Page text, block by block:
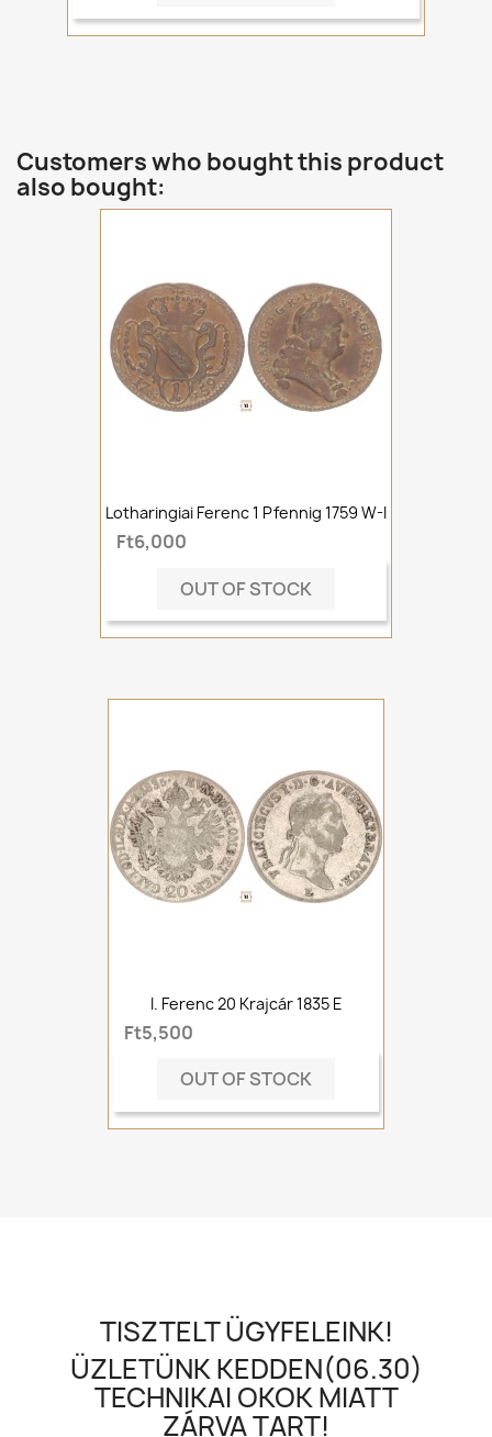
Customers who bought this product
also bought:
Lotharingiai Ferenc 1 Pfennig 1759 W-I
Ft6,000
OUT OF STOCK
I. Ferenc 20 Krajcár 1835 E
Ft5,500
OUT OF STOCK
TISZTELT ÜGYFELEINK!
ÜZLETÜNK KEDDEN(06.30)
TECHNIKAI OKOK MIATT
ZÁRVA TART!